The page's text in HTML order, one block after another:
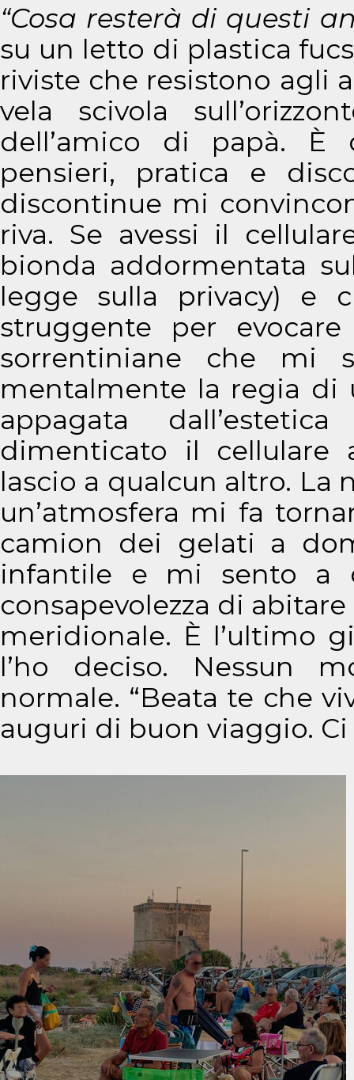
“Cosa resterà di questi
su un letto di plastica
riviste che resistono agli
vela scivola
dell’amico di papà.
pensieri, pratica e
discontinue mi
riva. Se avessi il
bionda addormentata
legge sulla privacy) e
struggente per
sorrentiniane che mi
mentalmente la regia
appagata
dimenticato il
lascio a qualcun altro. La
un’atmosfera mi fa
camion dei gelati a
infantile e mi sento a
consapevolezza di
meridionale. È l’ultimo
l’ho deciso. Nessun
normale. “Beata te che
auguri di buon viaggio.